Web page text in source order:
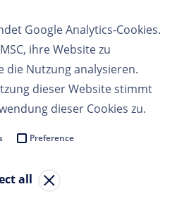
Google Analytics-Cookies.
ihre Website zu
die Nutzung analysieren.
dieser Website stimmt
dieser Cookies zu.
Preference
all